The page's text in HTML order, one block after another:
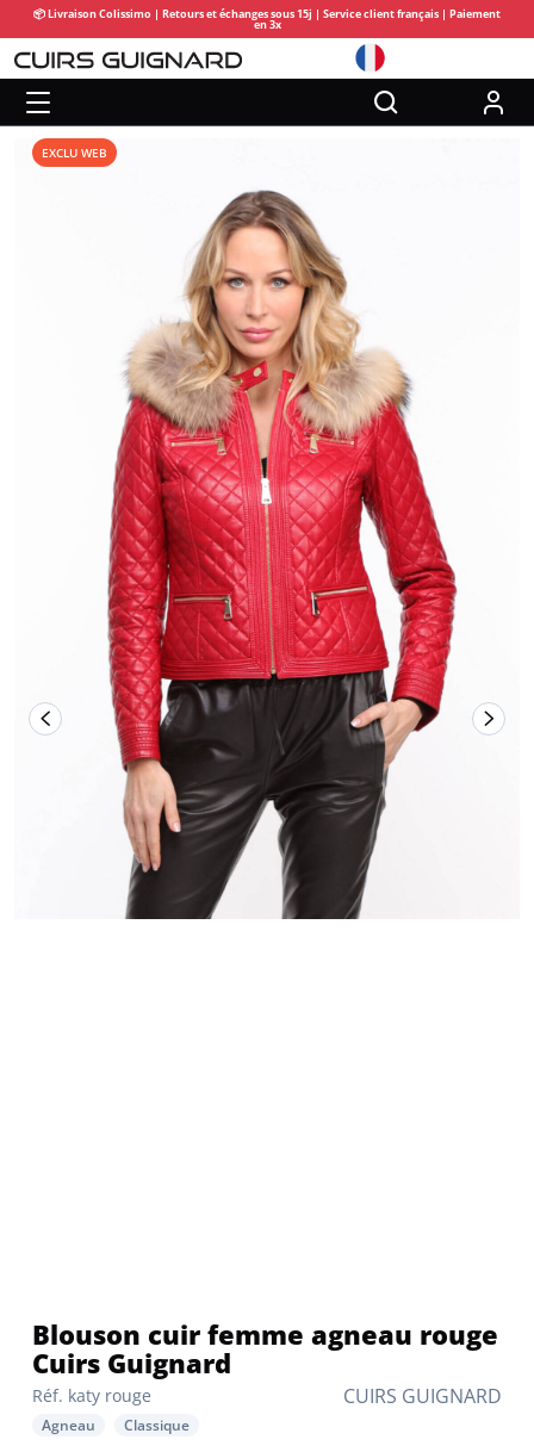
📦 Livraison Colissimo | Retours et échanges sous 15j | Service client français | Paiement
en 3x
CUIRS GUIGNARD
Réf. katy rouge
Blouson cuir femme agneau rouge
Cuirs Guignard
Agneau Classique
EXCLU WEB